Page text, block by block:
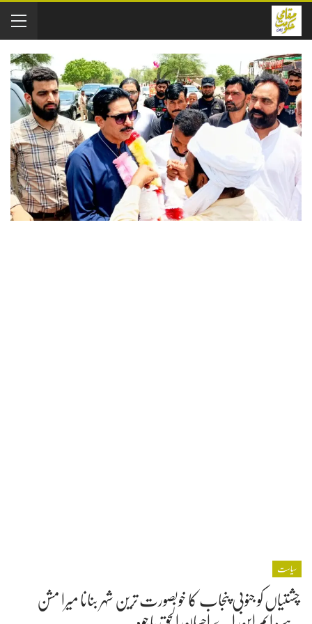
سیاست
چشتیاں کو جنوبی پنجاب کا خوبصورت ترین شہر بنانا میرا مشن